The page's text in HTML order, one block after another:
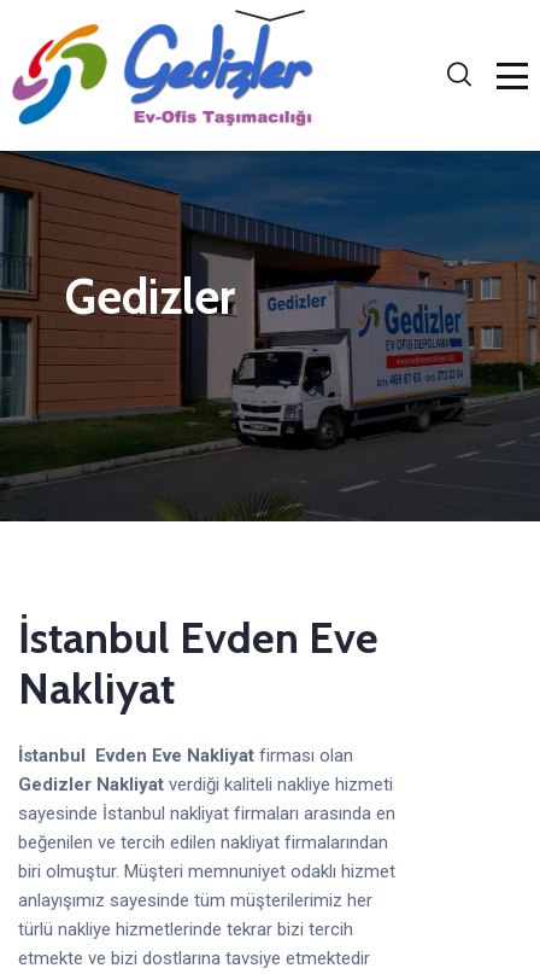
Gedizler
İstanbul Evden Eve
Nakliyat
İstanbul Evden Eve Nakliyat firması olan
Gedizler Nakliyat verdiği kaliteli nakliye hizmeti
sayesinde İstanbul nakliyat firmaları arasında en
beğenilen ve tercih edilen nakliyat firmalarından
biri olmuştur. Müşteri memnuniyet odaklı hizmet
anlayışımız sayesinde tüm müşterilerimiz her
türlü nakliye hizmetlerinde tekrar bizi tercih
etmekte ve bizi dostlarına tavsiye etmektedir